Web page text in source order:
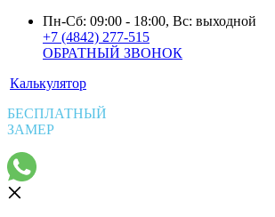
Пн-Сб: 09:00 - 18:00, Вс: выходной
+7 (4842) 277-515
ОБРАТНЫЙ ЗВОНОК
Калькулятор
БЕСПЛАТНЫЙ
ЗАМЕР